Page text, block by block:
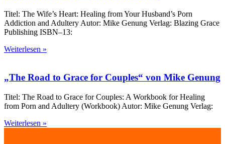
Titel: The Wife’s Heart: Healing from Your Husband’s Porn
Addiction and Adultery Autor: Mike Genung Verlag: Blazing Grace
Publishing ISBN–13:
Weiterlesen »
„The Road to Grace for Couples“ von Mike Genung
Titel: The Road to Grace for Couples: A Workbook for Healing
from Porn and Adultery (Workbook) Autor: Mike Genung Verlag:
Weiterlesen »